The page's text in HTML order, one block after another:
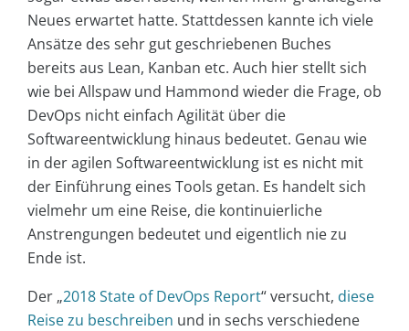
Neues erwartet hatte. Stattdessen kannte ich viele
Ansätze des sehr gut geschriebenen Buches
bereits aus Lean, Kanban etc. Auch hier stellt sich
wie bei Allspaw und Hammond wieder die Frage, ob
DevOps nicht einfach Agilität über die
Softwareentwicklung hinaus bedeutet. Genau wie
in der agilen Softwareentwicklung ist es nicht mit
der Einführung eines Tools getan. Es handelt sich
vielmehr um eine Reise, die kontinuierliche
Anstrengungen bedeutet und eigentlich nie zu
Ende ist.
Der „2018 State of DevOps Report“ versucht, diese
Reise zu beschreiben und in sechs verschiedene